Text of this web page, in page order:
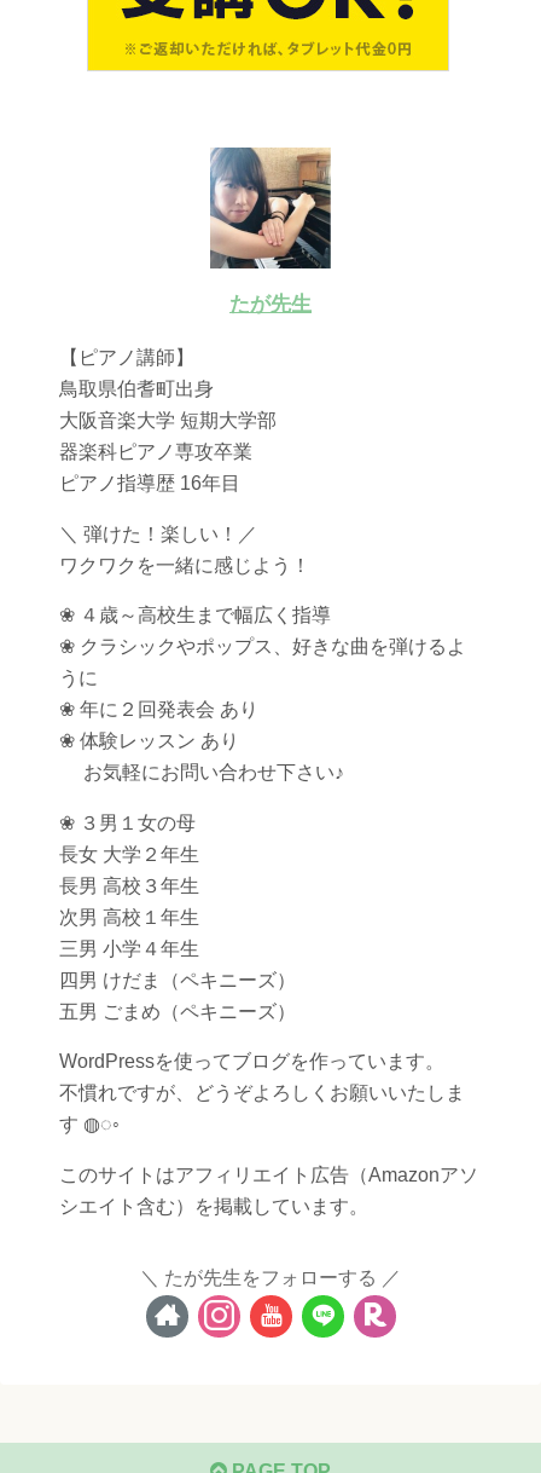
たが先生
【ピアノ講師】
鳥取県伯耆町出身
大阪音楽大学 短期大学部
器楽科ピアノ専攻卒業
ピアノ指導歴 16年目
＼ 弾けた！楽しい！／
ワクワクを一緒に感じよう！
❀ ４歳～高校生まで幅広く指導
❀ クラシックやポップス、好きな曲を弾けるよ
うに
❀ 年に２回発表会 あり
❀ 体験レッスン あり
お気軽にお問い合わせ下さい♪
❀ ３男１女の母
長女 大学２年生
長男 高校３年生
次男 高校１年生
三男 小学４年生
四男 けだま（ペキニーズ）
五男 ごまめ（ペキニーズ）
WordPressを使ってブログを作っています。
不慣れですが、どうぞよろしくお願いいたしま
す ◍◌◦
このサイトはアフィリエイト広告（Amazonアソ
シエイト含む）を掲載しています。
たが先生をフォローする